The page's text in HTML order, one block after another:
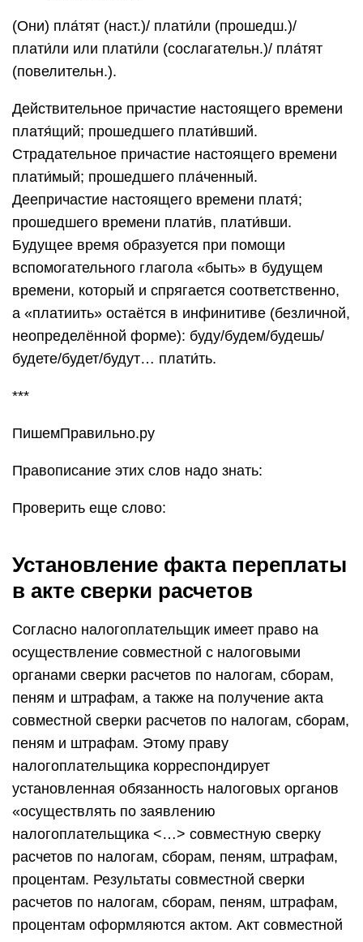
(Они) пла́тят (наст.)/ плати́ли (прошедш.)/
плати́ли или плати́ли (сослагательн.)/ пла́тят
(повелительн.).
Действительное причастие настоящего времени
платя́щий; прошедшего плати́вший.
Страдательное причастие настоящего времени
плати́мый; прошедшего пла́ченный.
Деепричастие настоящего времени платя́;
прошедшего времени плати́в, плати́вши.
Будущее время образуется при помощи
вспомогательного глагола «быть» в будущем
времени, который и спрягается соответственно,
а «платиить» остаётся в инфинитиве (безличной,
неопределённой форме): буду/будем/будешь/
будете/будет/будут… плати́ть.
***
ПишемПравильно.ру
Правописание этих слов надо знать:
Проверить еще слово:
Установление факта переплаты
в акте сверки расчетов
Согласно налогоплательщик имеет право на
осуществление совместной с налоговыми
органами сверки расчетов по налогам, сборам,
пеням и штрафам, а также на получение акта
совместной сверки расчетов по налогам, сборам,
пеням и штрафам. Этому праву
налогоплательщика корреспондирует
установленная обязанность налоговых органов
«осуществлять по заявлению
налогоплательщика <…> совместную сверку
расчетов по налогам, сборам, пеням, штрафам,
процентам. Результаты совместной сверки
расчетов по налогам, сборам, пеням, штрафам,
процентам оформляются актом. Акт совместной